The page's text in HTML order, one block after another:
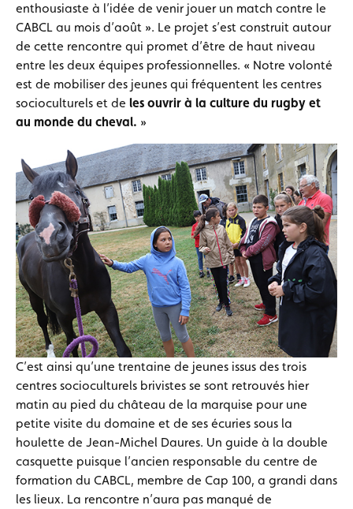
enthousiaste à l’idée de venir jouer un match contre le
CABCL au mois d’août ». Le projet s’est construit autour
de cette rencontre qui promet d’être de haut niveau
entre les deux équipes professionnelles. « Notre volonté
est de mobiliser des jeunes qui fréquentent les centres
socioculturels et de les ouvrir à la culture du rugby et
au monde du cheval. »
C’est ainsi qu’une trentaine de jeunes issus des trois
centres socioculturels brivistes se sont retrouvés hier
matin au pied du château de la marquise pour une
petite visite du domaine et de ses écuries sous la
houlette de Jean-Michel Daures. Un guide à la double
casquette puisque l’ancien responsable du centre de
formation du CABCL, membre de Cap 100, a grandi dans
les lieux. La rencontre n’aura pas manqué de